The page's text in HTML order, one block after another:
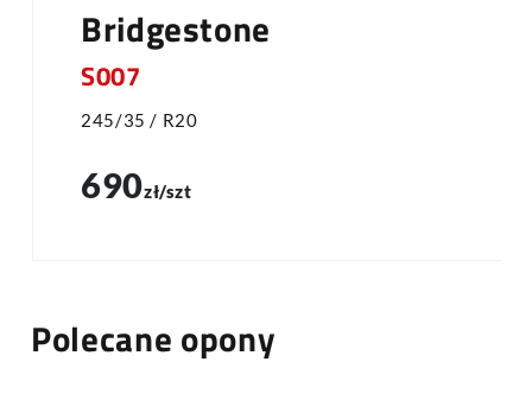
Bridgestone
S007
245/35 / R20
690zł/szt
Polecane opony